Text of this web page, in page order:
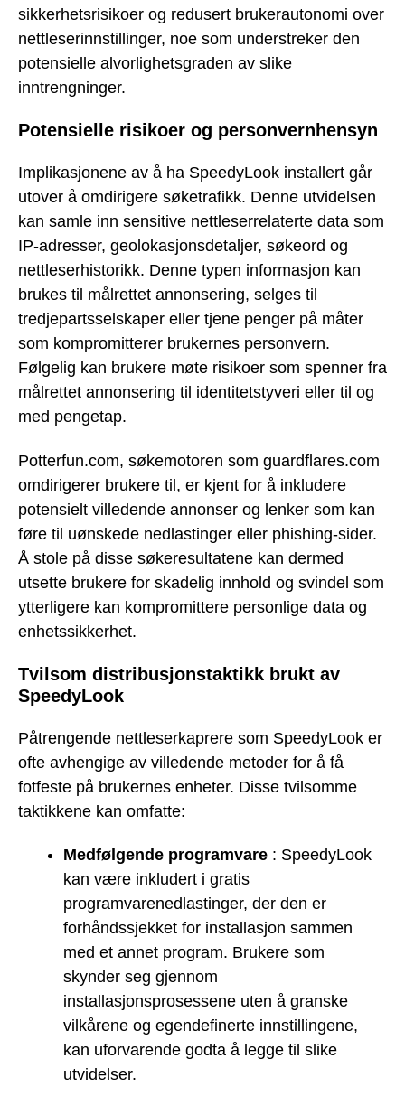
sikkerhetsrisikoer og redusert brukerautonomi over
nettleserinnstillinger, noe som understreker den
potensielle alvorlighetsgraden av slike
inntrengninger.
Potensielle risikoer og personvernhensyn
Implikasjonene av å ha SpeedyLook installert går
utover å omdirigere søketrafikk. Denne utvidelsen
kan samle inn sensitive nettleserrelaterte data som
IP-adresser, geolokasjonsdetaljer, søkeord og
nettleserhistorikk. Denne typen informasjon kan
brukes til målrettet annonsering, selges til
tredjepartsselskaper eller tjene penger på måter
som kompromitterer brukernes personvern.
Følgelig kan brukere møte risikoer som spenner fra
målrettet annonsering til identitetstyveri eller til og
med pengetap.
Potterfun.com, søkemotoren som guardflares.com
omdirigerer brukere til, er kjent for å inkludere
potensielt villedende annonser og lenker som kan
føre til uønskede nedlastinger eller phishing-sider.
Å stole på disse søkeresultatene kan dermed
utsette brukere for skadelig innhold og svindel som
ytterligere kan kompromittere personlige data og
enhetssikkerhet.
Tvilsom distribusjonstaktikk brukt av
SpeedyLook
Påtrengende nettleserkaprere som SpeedyLook er
ofte avhengige av villedende metoder for å få
fotfeste på brukernes enheter. Disse tvilsomme
taktikkene kan omfatte:
Medfølgende programvare : SpeedyLook
kan være inkludert i gratis
programvarenedlastinger, der den er
forhåndssjekket for installasjon sammen
med et annet program. Brukere som
skynder seg gjennom
installasjonsprosessene uten å granske
vilkårene og egendefinerte innstillingene,
kan uforvarende godta å legge til slike
utvidelser.